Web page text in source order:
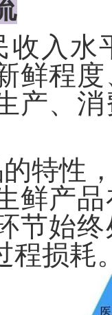
收入水
鲜程
产、
特性
鲜产
节始
程损耗